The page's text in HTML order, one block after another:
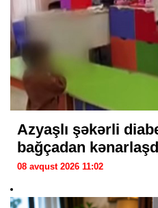
Azyaşlı şəkərli
bağçadan
08 avqust 2026 11:02